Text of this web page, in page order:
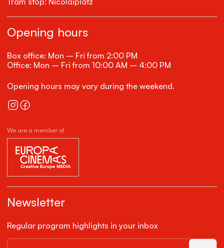
Opening hours
Box office: Mon – Fri from 2:00 PM
Office: Mon – Fri from 10:00 AM – 4:00 PM
Opening hours may vary during the weekend.
We are a member of
Newsletter
Regular program highlights in your inbox